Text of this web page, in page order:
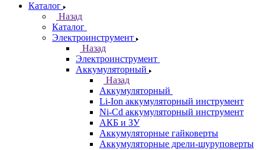
Каталог
Назад
Каталог
Электроинструмент
Назад
Электроинструмент
Аккумуляторный
Назад
Аккумуляторный
Li-Ion аккумуляторный инструмент
Ni-Cd аккумуляторный инструмент
АКБ и ЗУ
Аккумуляторные гайковерты
Аккумуляторные дрели-шуруповерты